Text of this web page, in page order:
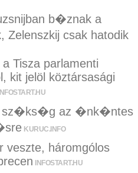
b�znak a
csak hatodik
Tisza parlamenti
kit jelöl köztársasági
sz�ks�g az �nk�ntes
KURUC.INFO
veszte, háromgólos
INFOSTART.HU